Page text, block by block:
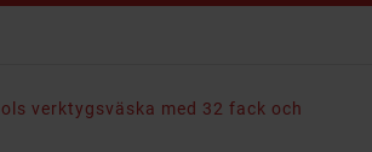
verktygsväska med 32 fack och